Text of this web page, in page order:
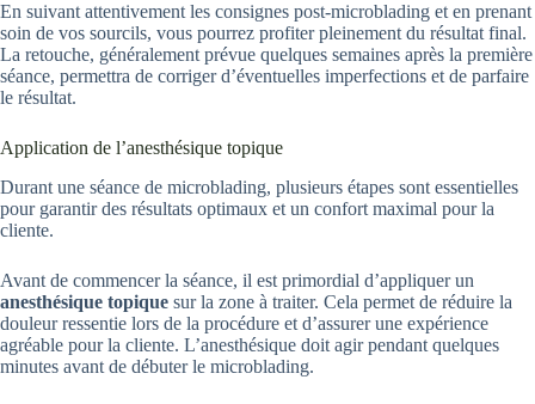
En suivant attentivement les consignes post-microblading et en prenant
soin de vos sourcils, vous pourrez profiter pleinement du résultat final.
La retouche, généralement prévue quelques semaines après la première
séance, permettra de corriger d’éventuelles imperfections et de parfaire
le résultat.
Application de l’anesthésique topique
Durant une séance de microblading, plusieurs étapes sont essentielles
pour garantir des résultats optimaux et un confort maximal pour la
cliente.
Avant de commencer la séance, il est primordial d’appliquer un
anesthésique topique sur la zone à traiter. Cela permet de réduire la
douleur ressentie lors de la procédure et d’assurer une expérience
agréable pour la cliente. L’anesthésique doit agir pendant quelques
minutes avant de débuter le microblading.